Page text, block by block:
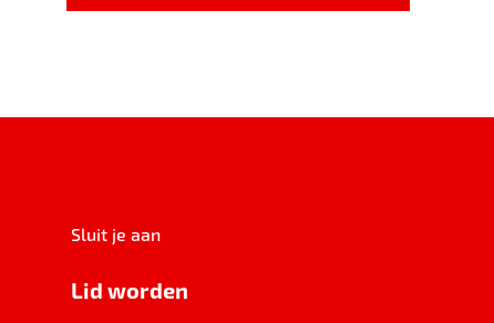
Sluit je aan
Lid worden